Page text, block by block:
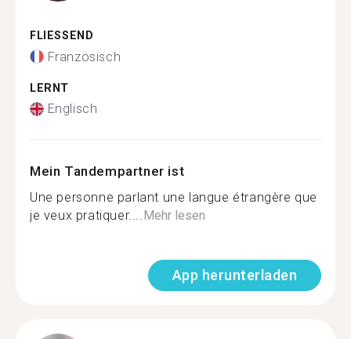
FLIESSEND
Französisch
LERNT
Englisch
Mein Tandempartner ist
Une personne parlant une langue étrangère que
je veux pratiquer....Mehr lesen
App herunterladen